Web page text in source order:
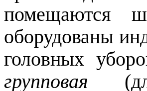
помещаются
оборудованы
головных
групповая